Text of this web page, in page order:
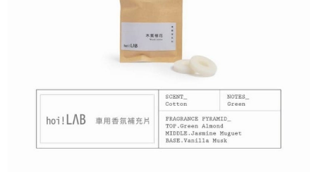
投保內容：已投保富邦產品青任險3200萬
保固：主商品非人為損壞保固一年，贈品配件不在保固範圍內(維